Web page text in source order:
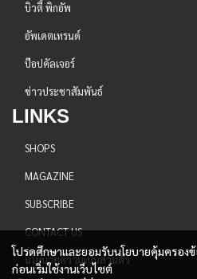
บิวตี้ พิกอัพ
อัพเดตเทรนด์
ป๊อปคัลเจอร์
ข่าวประชาสัมพันธ์
LINKS
SHOPS
MAGAZINE
SUBSCRIBE
CONTACT US
นโยบายความเป็นส่วนตัว
โปรดศึกษาและยอมรับนโยบายคุ้มครอง
ก่อนเริ่มใช้งานเว็บไซต์